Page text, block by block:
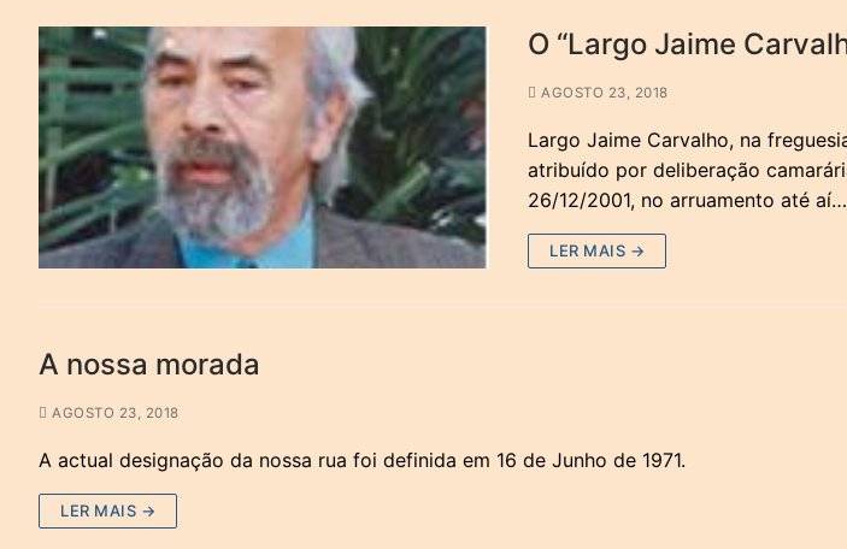
O “Largo Jaime
AGOSTO 23, 2018
Largo Jaime Carvalho, na
atribuído por deliberação
26/12/2001, no arruamento até aí…
LER MAIS →
A nossa morada
AGOSTO 23, 2018
A actual designação da nossa rua foi definida em 16 de Junho de 1971.
LER MAIS →